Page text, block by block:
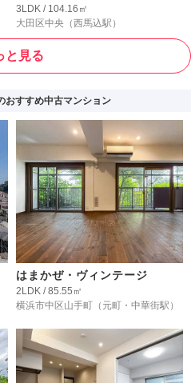
3LDK / 104.16㎡
大田区中央 （西馬込駅）
と見る
おすすめ中古マンション
はまかぜ・ヴィンテージ
2LDK / 85.55㎡
横浜市中区山手町 （元町・中華街駅）